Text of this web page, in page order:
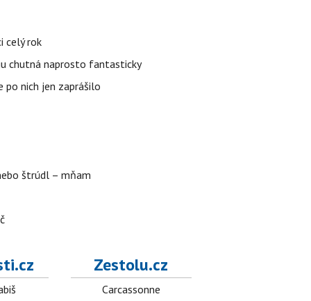
celý rok
chutná naprosto fantasticky
po nich jen zaprášilo
štrúdl – mňam
Zestolu.cz
Carcassonne